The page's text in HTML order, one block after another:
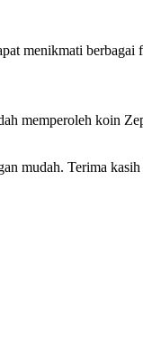
menikmati
memperoleh koin
mudah. Terima